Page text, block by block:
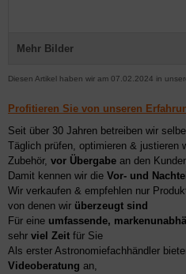
Mehr Bilder
Diesen Artikel haben wir am 07.02.2024 in
Profitieren Sie von unseren
Seit über 30 Jahren betreiben wir
Täglich prüfen, optimieren & justieren
Zubehör, vor Übergabe an den
Damit kennen wir die Vor- und
Wir verkaufen & empfehlen nur
von denen wir überzeugt sind
Für eine umfassende,
sehr viel Zeit für Sie
Als erster Astronomiefachhändler
Videoberatung an,